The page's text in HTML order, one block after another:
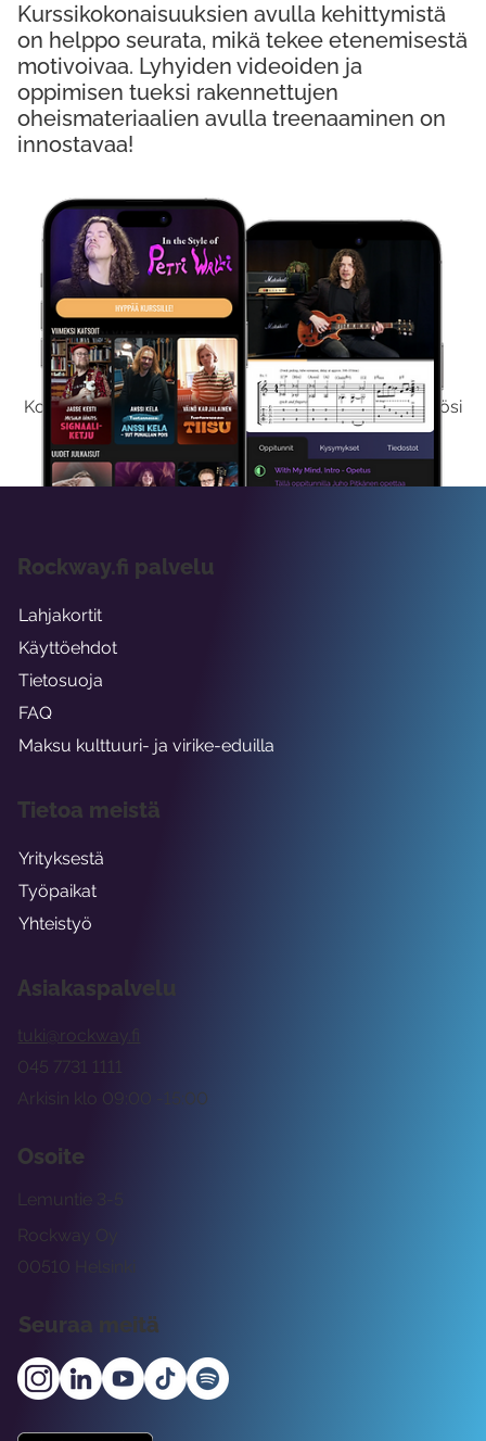
Kokeile Ilmaiseksi
Kokeilemalla ilmaiseksi saat koko sisältömme käyttöösi
viikon ajaksi.
Kurssikokonaisuuksien avulla kehittymistä
on helppo seurata, mikä tekee etenemisestä
motivoivaa. Lyhyiden videoiden ja
oppimisen tueksi rakennettujen
oheismateriaalien avulla treenaaminen on
innostavaa!
Asiakaspalvelu
tuki@rockway.fi
Arkisin klo 09:00 -15:00
045 7731 1111
Osoite
Rockway Oy
Lemuntie 3-5
00510 Helsinki
Seuraa meitä
Rockway.fi palvelu
Lahjakortit
Käyttöehdot
Tietosuoja
FAQ
Maksu kulttuuri- ja virike-eduilla
Tietoa meistä
Yrityksestä
Työpaikat
Yhteistyö